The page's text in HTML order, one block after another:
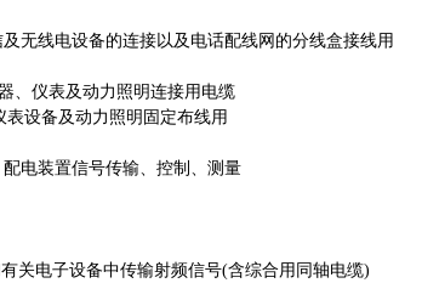
线电设备的连接以及电话配线网的分线盒接线用
、仪表及动力照明连接用电缆
设备及动力照明固定布线用
电装置信号传输、控制、测量
电子设备中传输射频信号(含综合用同轴电缆)